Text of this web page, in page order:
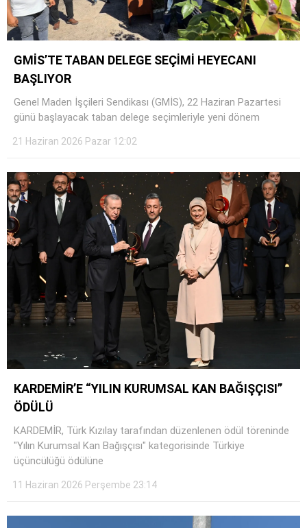
GMİS’TE TABAN DELEGE SEÇİMİ HEYECANI
BAŞLIYOR
Genel Maden İşçileri Sendikası (GMİS), 22 Haziran Pazartesi
günü başlayacak taban delege seçimleriyle yeni dönem
21 Haziran 2026 Pazar 12:02
KARDEMİR’E “YILIN KURUMSAL KAN BAĞIŞÇISI”
ÖDÜLÜ
KARDEMİR, Türk Kızılay tarafından düzenlenen ödül töreninde
"Yılın Kurumsal Kan Bağışçısı" kategorisinde Türkiye
üçüncülüğü ödülüne
11 Haziran 2026 Perşembe 23:14